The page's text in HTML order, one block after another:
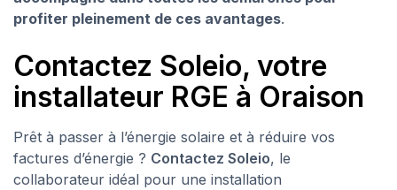
profiter pleinement de ces avantages.
Contactez Soleio, votre
installateur RGE à Oraison
Prêt à passer à l’énergie solaire et à réduire vos
factures d’énergie ? Contactez Soleio, le
collaborateur idéal pour une installation